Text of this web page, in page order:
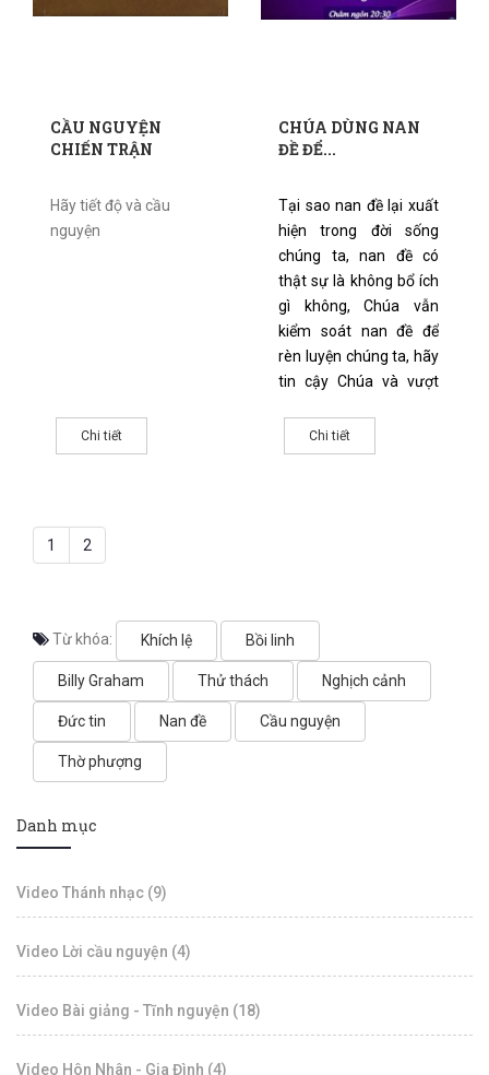
CẦU NGUYỆN
CHIẾN TRẬN
Hãy tiết độ và cầu
nguyện
Chi tiết
CHÚA DÙNG NAN
ĐỀ ĐỂ...
Tại sao nan đề lại xuất
hiện trong đời sống
chúng ta, nan đề có
thật sự là không bổ ích
gì không, Chúa vẫn
kiểm soát nan đề để
rèn luyện chúng ta, hãy
tin cậy Chúa và vượt
nghiệt ngã cuộc đời.
Chúa đang hành động
Chi tiết
1 2
Từ khóa: Khích lệ Bồi linh
Billy Graham Thử thách Nghịch cảnh
Đức tin Nan đề Cầu nguyện
Thờ phượng
Danh mục
Video Thánh nhạc (9)
Video Lời cầu nguyện (4)
Video Bài giảng - Tĩnh nguyện (18)
Video Hôn Nhân - Gia Đình (4)